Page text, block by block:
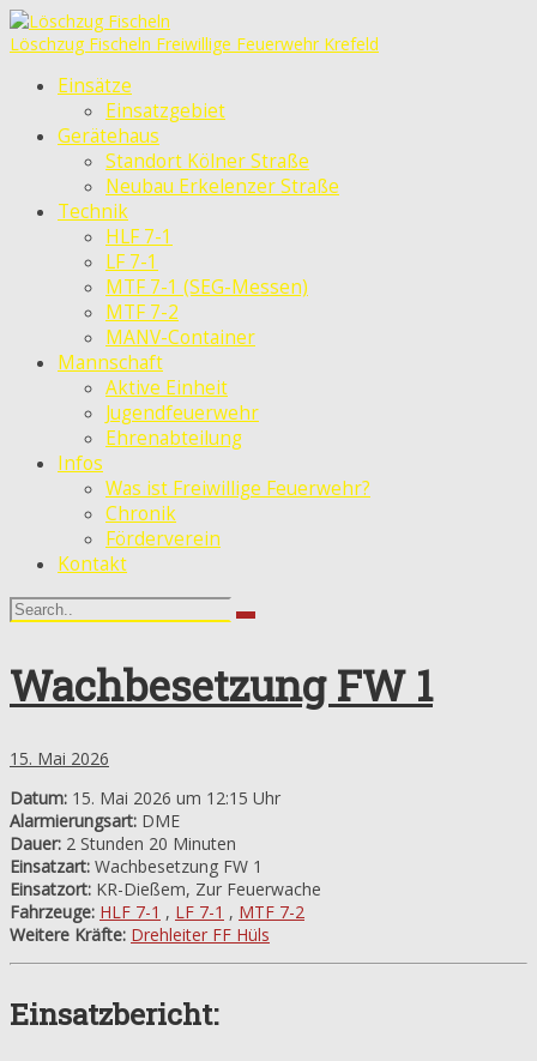
Löschzug Fischeln Freiwillige Feuerwehr Krefeld
Einsätze
Einsatzgebiet
Gerätehaus
Standort Kölner Straße
Neubau Erkelenzer Straße
Technik
HLF 7-1
LF 7-1
MTF 7-1 (SEG-Messen)
MTF 7-2
MANV-Container
Mannschaft
Aktive Einheit
Jugendfeuerwehr
Ehrenabteilung
Infos
Was ist Freiwillige Feuerwehr?
Chronik
Förderverein
Kontakt
Wachbesetzung FW 1
15. Mai 2026
Datum: 15. Mai 2026 um 12:15 Uhr
Alarmierungsart: DME
Dauer: 2 Stunden 20 Minuten
Einsatzart: Wachbesetzung FW 1
Einsatzort: KR-Dießem, Zur Feuerwache
Fahrzeuge: HLF 7-1 , LF 7-1 , MTF 7-2
Weitere Kräfte: Drehleiter FF Hüls
Einsatzbericht: